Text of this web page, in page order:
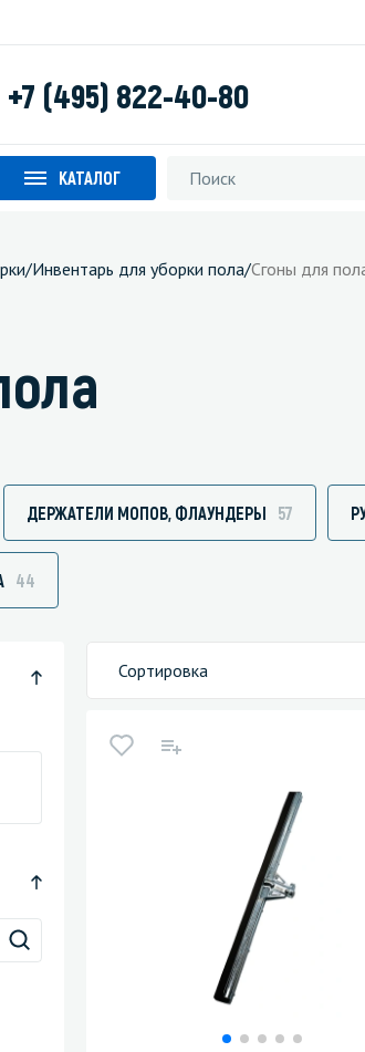
+7 (495) 822-40-80
КАТАЛОГ
Средства для очистки бассейнов
Средства для очистки металлических
Средства для послестроительной
Средства для удаления граффити и
Средства для очистки ковров и
/Инвентарь для уборки пола/Сгоны для
ДЕРЖАТЕЛИ МОПОВ, ФЛАУНДЕРЫ 57
44
Сортировка